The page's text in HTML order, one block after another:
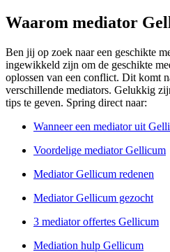
Waarom mediator
Ben jij op zoek naar een geschikte
ingewikkeld zijn om de geschikte
oplossen van een conflict. Dit komt
verschillende mediators. Gelukkig
tips te geven. Spring direct naar:
Wanneer een mediator uit
Voordelige mediator Gellicum
Mediator Gellicum redenen
Mediator Gellicum gezocht
3 mediator offertes Gellicum
Mediation hulp Gellicum